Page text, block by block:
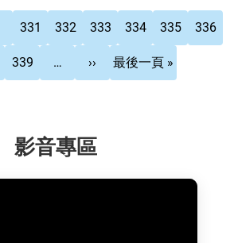
頁
面
331
頁
面
332
頁
面
333
頁
面
334
目
前
頁
面
335
頁
面
336
頁
面
339 …
一
››
Last
page
最後一頁 »
影音專區